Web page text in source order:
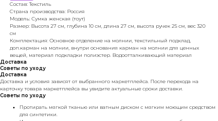
Состав: Текстиль
Страна производства: Россия
Модель: Сумка женская (тоут)
Размер: Высота 27 см, глубина 10 см, длина 27 см, высота ручек 25 см, вес 320
см
Комплектация: Основное отделение на молнии, текстильный подклад,
доп.карман на молнии, внутри основания карман на молнии для ценных
вещей, материал подкладки полиэстер. Водоотталкивающий материал
Доставка
Советы по уходу
Доставка
Доставка и условия зависят от выбранного маркетплейса. После перехода на
карточку товара маркетплейса вы увидите актуальные сроки доставки.
Советы по уходу
Протирать мягкой тканью или ватным диском с мягким моющим средством
для синтетики.